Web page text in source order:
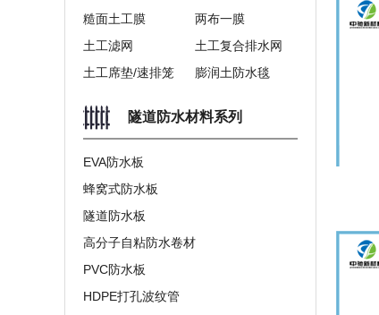
糙面土工膜
两布一膜
土工滤网
土工复合排水网
土工席垫/速排笼
膨润土防水毯
隧道防水材料系列
EVA防水板
蜂窝式防水板
隧道防水板
高分子自粘防水卷材
PVC防水板
HDPE打孔波纹管